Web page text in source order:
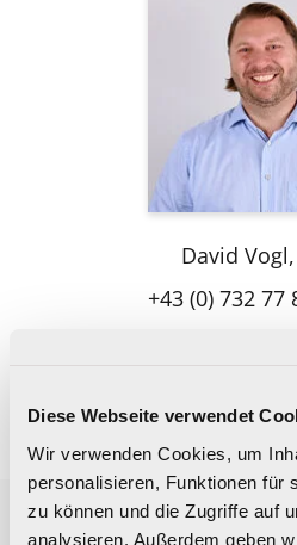
Diese Webseite verwendet
Wir verwenden Cookies, um
personalisieren, Funktionen für
zu können und die Zugriffe auf
analysieren. Außerdem geben
David Vogl,
+43 (0) 732 77
Nur noch